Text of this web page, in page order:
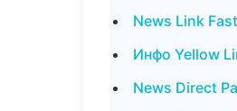
News Link
Инфо Yellow
News Direct